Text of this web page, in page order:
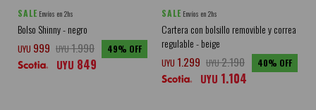
SALE Envíos en 2hs
Bolso Shinny - negro
UYU 999 UYU1.990 49
UYU 849
SALE Envíos en 2hs
Cartera con bolsillo removible y correa
regulable - beige
UYU 1.299 UYU2.190 40
UYU 1.104